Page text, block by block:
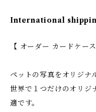
International
【 オーダー カードケース
ペットの写真をオリジナ
世界で１つだけのオリジ
適です。